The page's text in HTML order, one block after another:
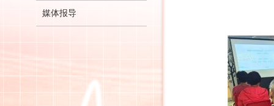
媒体报导